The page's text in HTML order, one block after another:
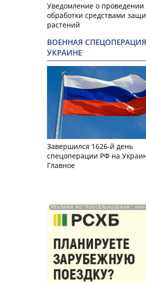
Уведомление о проведении
обработки средствами
растений
ВОЕННАЯ
УКРАИНЕ
Завершился 1626-й день
спецоперации РФ на
Главное
РЕКЛАМА АО "РОССЕЛЬХОЗБАНК". ИНН